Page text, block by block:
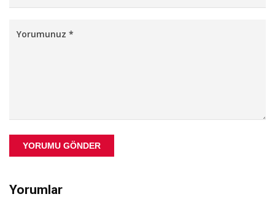
YORUMU GÖNDER
Yorumlar